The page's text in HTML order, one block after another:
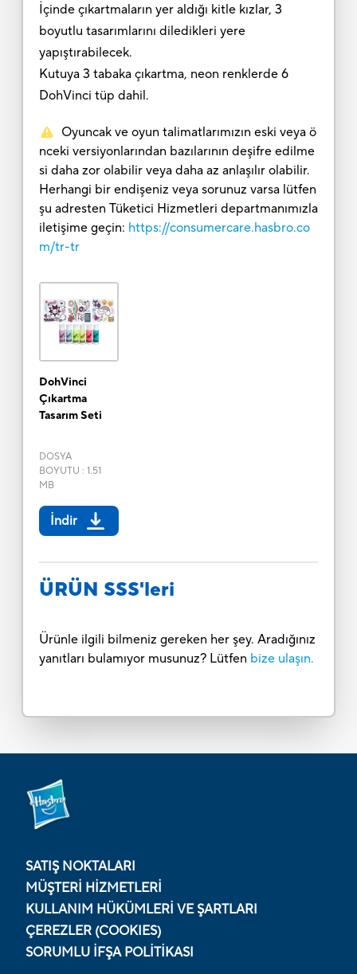
İçinde çıkartmaların yer aldığı kitle kızlar, 3
boyutlu tasarımlarını diledikleri yere
yapıştırabilecek.
Kutuya 3 tabaka çıkartma, neon renklerde 6
DohVinci tüp dahil.
Oyuncak ve oyun talimatlarımızın eski veya ö
nceki versiyonlarından bazılarının deşifre edilme
si daha zor olabilir veya daha az anlaşılır olabilir.
Herhangi bir endişeniz veya sorunuz varsa lütfen
şu adresten Tüketici Hizmetleri departmanımızla
iletişime geçin: https://consumercare.hasbro.co
m/tr-tr
DohVinci
Çıkartma
Tasarım Seti
DOSYA
BOYUTU : 1.51
MB
İndir
ÜRÜN SSS'leri
Ürünle ilgili bilmeniz gereken her şey. Aradığınız
yanıtları bulamıyor musunuz? Lütfen bize ulaşın.
SATIŞ NOKTALARI
MÜŞTERI HIZMETLERI
KULLANIM HÜKÜMLERI VE ŞARTLARI
ÇEREZLER (COOKIES)
SORUMLU İFŞA POLITIKASI